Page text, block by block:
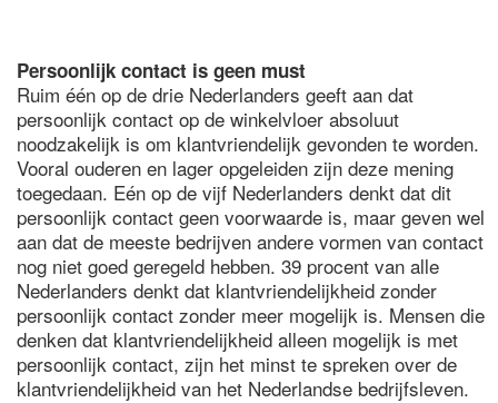
Persoonlijk contact is geen must
Ruim één op de drie Nederlanders geeft aan dat
persoonlijk contact op de winkelvloer absoluut
noodzakelijk is om klantvriendelijk gevonden te worden.
Vooral ouderen en lager opgeleiden zijn deze mening
toegedaan. Eén op de vijf Nederlanders denkt dat dit
persoonlijk contact geen voorwaarde is, maar geven wel
aan dat de meeste bedrijven andere vormen van contact
nog niet goed geregeld hebben. 39 procent van alle
Nederlanders denkt dat klantvriendelijkheid zonder
persoonlijk contact zonder meer mogelijk is. Mensen die
denken dat klantvriendelijkheid alleen mogelijk is met
persoonlijk contact, zijn het minst te spreken over de
klantvriendelijkheid van het Nederlandse bedrijfsleven.